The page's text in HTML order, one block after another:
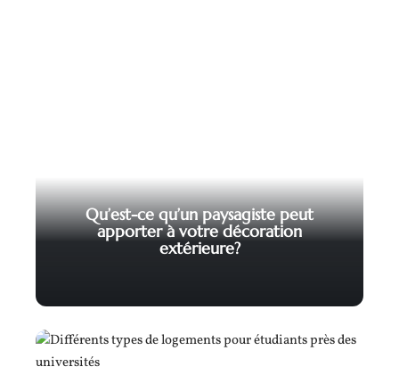
Qu’est-ce qu’un paysagiste peut
apporter à votre décoration
extérieure?